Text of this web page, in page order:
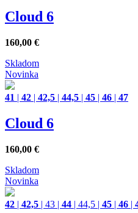
Cloud 6
160,00 €
Skladom
Novinka
41 | 42 | 42,5 | 44,5 | 45 | 46 | 47
Cloud 6
160,00 €
Skladom
Novinka
42 | 42,5 | 43 | 44 | 44,5 | 45 | 46 |